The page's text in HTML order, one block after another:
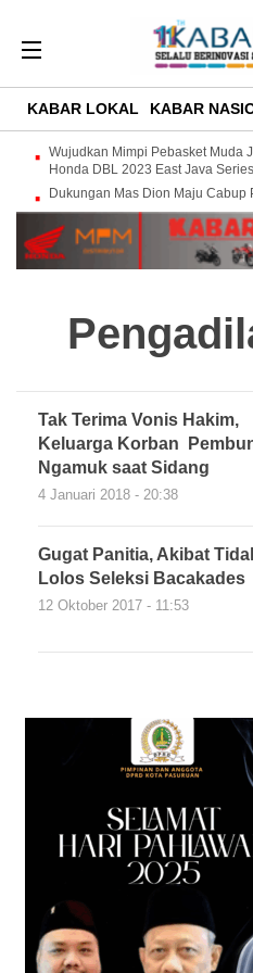
KABAR LOKAL KABAR
Wujudkan Mimpi Pebasket Muda
Honda DBL 2023 East Java Series
Dukungan Mas Dion Maju Cabup
Tak Terima Vonis Hakim,
Keluarga Korban
Ngamuk saat Sidang
4 Januari 2018 - 20:38
Gugat Panitia, Akibat
Lolos Seleksi Bacakades
12 Oktober 2017 - 11:53